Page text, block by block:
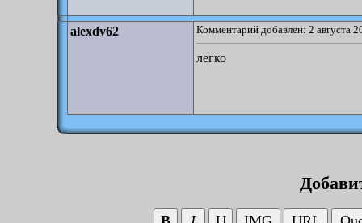
alexdv62 Комментарий добавлен: 2 августа
легко